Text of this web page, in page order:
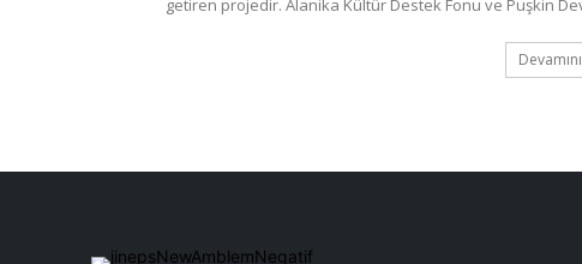
getiren projedir. Alanika Kültür Destek Fonu ve Puşkin